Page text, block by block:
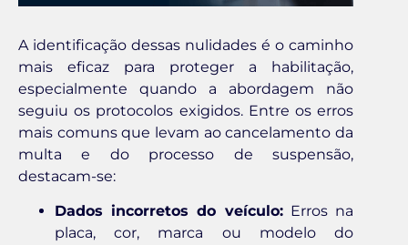
A identificação dessas nulidades é o caminho
mais eficaz para proteger a habilitação,
especialmente quando a abordagem não
seguiu os protocolos exigidos. Entre os erros
mais comuns que levam ao cancelamento da
multa e do processo de suspensão,
destacam-se:
Dados incorretos do veículo:Erros na
placa, cor, marca ou modelo do